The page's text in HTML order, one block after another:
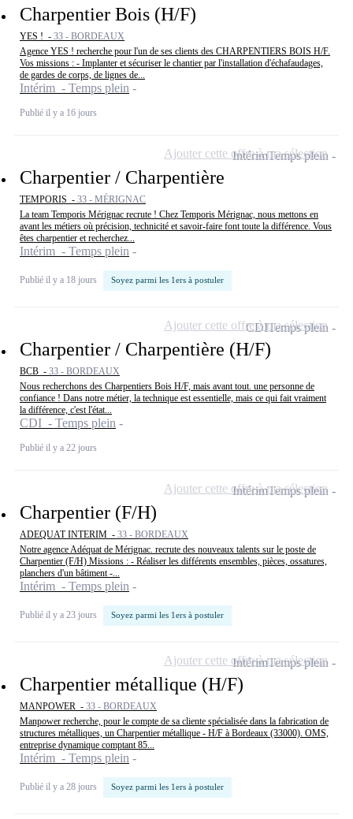
Charpentier Bois (H/F)
YES ! - 33 - BORDEAUX
Agence YES ! recherche pour l'un de ses clients des CHARPENTIERS BOIS H/F.
Vos missions : - Implanter et sécuriser le chantier par l'installation d'échafaudages,
de gardes de corps, de lignes de...
Intérim - Temps plein
Publié il y a 16 jours
Charpentier / Charpentière
TEMPORIS - 33 - MÉRIGNAC
La team Temporis Mérignac recrute ! Chez Temporis Mérignac, nous mettons en
avant les métiers où précision, technicité et savoir-faire font toute la différence. Vous
êtes charpentier et recherchez...
Intérim - Temps plein
Publié il y a 18 jours Soyez parmi les 1ers à postuler
IntérimTemps plein
Ajouter cette offre à ma sélection
Charpentier / Charpentière (H/F)
BCB - 33 - BORDEAUX
Nous recherchons des Charpentiers Bois H/F, mais avant tout. une personne de
confiance ! Dans notre métier, la technique est essentielle, mais ce qui fait vraiment
la différence, c'est l'état...
CDI - Temps plein
Publié il y a 22 jours
CDITemps plein
Ajouter cette offre à ma sélection
Charpentier (F/H)
ADEQUAT INTERIM - 33 - BORDEAUX
Notre agence Adéquat de Mérignac. recrute des nouveaux talents sur le poste de
Charpentier (F/H) Missions : - Réaliser les différents ensembles, pièces, ossatures,
planchers d'un bâtiment -...
Intérim - Temps plein
Publié il y a 23 jours Soyez parmi les 1ers à postuler
IntérimTemps plein
Ajouter cette offre à ma sélection
Charpentier métallique (H/F)
MANPOWER - 33 - BORDEAUX
Manpower recherche, pour le compte de sa cliente spécialisée dans la fabrication de
structures métalliques, un Charpentier métallique - H/F à Bordeaux (33000). OMS,
entreprise dynamique comptant 85...
Intérim - Temps plein
Publié il y a 28 jours Soyez parmi les 1ers à postuler
IntérimTemps plein
Ajouter cette offre à ma sélection